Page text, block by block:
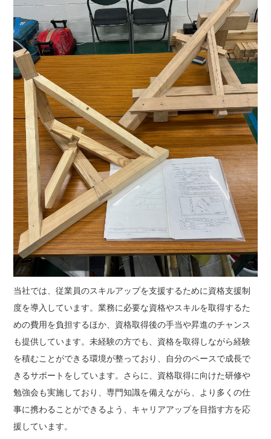
当社では、従業員のスキルアップを支援するために資格支援制
度を導入しています。業務に必要な資格やスキルを取得するた
めの費用を負担するほか、資格取得後の手当や昇進のチャンス
も提供しています。未経験の方でも、資格を取得しながら経験
を積むことができる環境が整っており、自分のペースで成長で
きるサポートをしています。さらに、資格取得に向けた研修や
勉強会も実施しており、専門知識を備えながら、より多くの仕
事に携わることができるよう、キャリアアップを目指す方を応
援しています。